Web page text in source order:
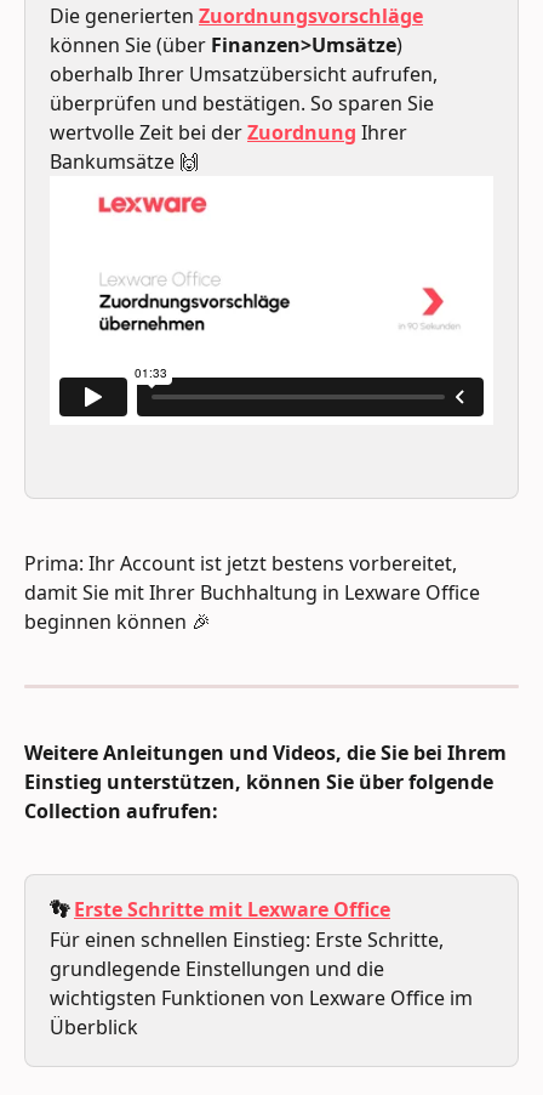
Die generierten Zuordnungsvorschläge
können Sie (über Finanzen>Umsätze)
oberhalb Ihrer Umsatzübersicht aufrufen,
überprüfen und bestätigen. So sparen Sie
wertvolle Zeit bei der Zuordnung Ihrer
Bankumsätze 🙌
Prima: Ihr Account ist jetzt bestens vorbereitet,
damit Sie mit Ihrer Buchhaltung in Lexware Office
beginnen können 🎉
Weitere Anleitungen und Videos, die Sie bei Ihrem
Einstieg unterstützen, können Sie über folgende
Collection aufrufen:
👣 Erste Schritte mit Lexware Office
Für einen schnellen Einstieg: Erste Schritte,
grundlegende Einstellungen und die
wichtigsten Funktionen von Lexware Office im
Überblick